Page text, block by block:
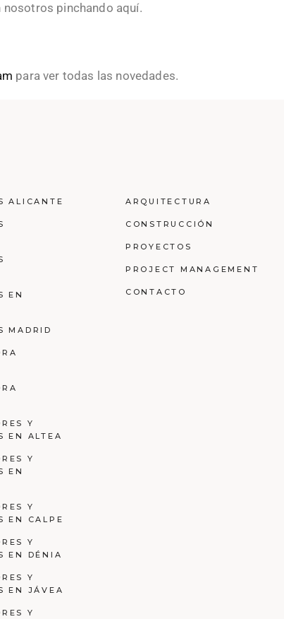
nosotros pinchando aquí.
para ver todas las novedades.
ALICANTE
EN
MADRID
Y
EN ALTEA
Y
EN
Y
EN CALPE
Y
EN DÉNIA
Y
EN JÁVEA
Y
ARQUITECTURA
CONSTRUCCIÓN
PROYECTOS
PROJECT MANAGEMENT
CONTACTO